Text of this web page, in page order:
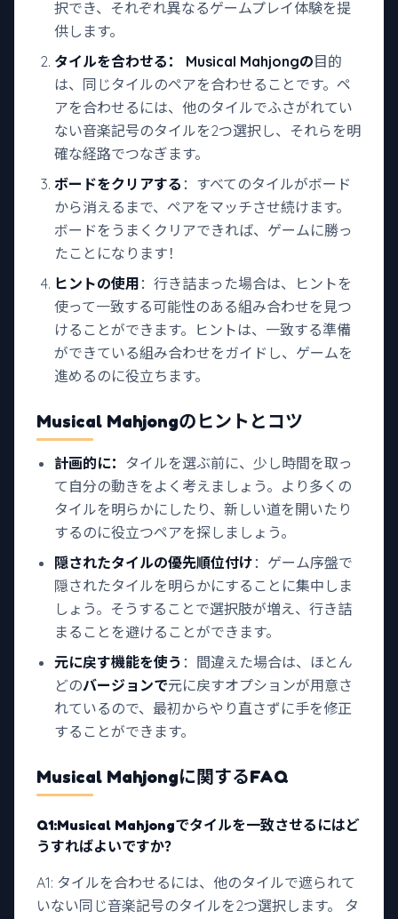
択でき、それぞれ異なるゲームプレイ体験を提
供します。
タイルを合わせる：
Musical Mahjongの 目的
は、同じタイルのペアを合わせることです。ペ
アを合わせるには、他のタイルでふさがれてい
ない音楽記号のタイルを2つ選択し、それらを明
確な経路でつなぎます。
ボードをクリアする ：すべてのタイルがボード
から消えるまで、ペアをマッチさせ続けます。
ボードをうまくクリアできれば、ゲームに勝っ
たことになります！
ヒントの使用 ：行き詰まった場合は、ヒントを
使って一致する可能性のある組み合わせを見つ
けることができます。ヒントは、一致する準備
ができている組み合わせをガイドし、ゲームを
進めるのに役立ちます。
Musical Mahjongの ヒントとコツ
計画的に： タイルを選ぶ前に、少し時間を取っ
て自分の動きをよく考えましょう。より多くの
タイルを明らかにしたり、新しい道を開いたり
するのに役立つペアを探しましょう。
隠されたタイルの優先順位付け ：ゲーム序盤で
隠されたタイルを明らかにすることに集中しま
しょう。そうすることで選択肢が増え、行き詰
まることを避けることができます。
元に戻す機能を使う ：間違えた場合は、ほとん
どのバージョンで元に戻すオプションが用意さ
れているので、最初からやり直さずに手を修正
することができます。
Musical Mahjongに関するFAQ
Q1:Musical Mahjongでタイルを一致させるにはど
うすればよいですか？
A1: タイルを合わせるには、他のタイルで遮られて
いない同じ音楽記号のタイルを2つ選択します。 タ